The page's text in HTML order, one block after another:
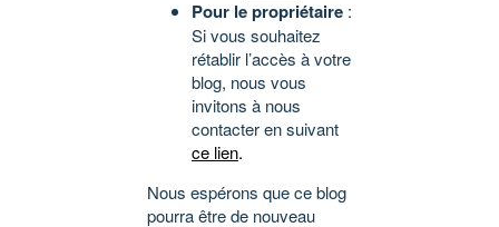
Pour le propriétaire :
Si vous souhaitez
rétablir l’accès à votre
blog, nous vous
invitons à nous
contacter en suivant
ce lien.
Nous espérons que ce blog
pourra être de nouveau